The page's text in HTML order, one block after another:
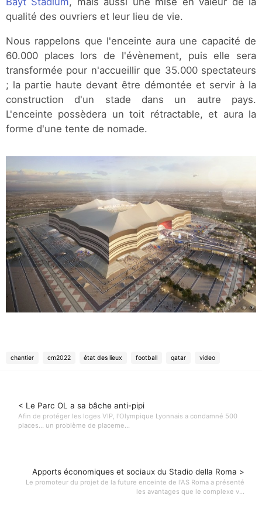
qualité des ouvriers et leur lieu de vie.
Nous rappelons que l'enceinte aura une capacité de
60.000 places lors de l'évènement, puis elle sera
transformée pour n'accueillir que 35.000 spectateurs
; la partie haute devant être démontée et servir à la
construction d'un stade dans un autre pays.
L'enceinte possèdera un toit rétractable, et aura la
forme d'une tente de nomade.
chantier cm2022 état des lieux football qatar video
< Le Parc OL a sa bâche anti-pipi
Afin de protéger les loges VIP, l'Olympique Lyonnais a condamné 500
places... un problème de placeme...
Apports économiques et sociaux du Stadio della Roma >
Le promoteur du projet de la future enceinte de l'AS Roma a présenté
les avantages que le complexe v...